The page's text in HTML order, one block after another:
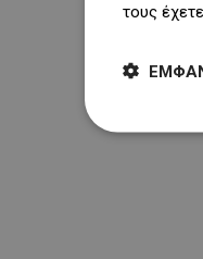
τους